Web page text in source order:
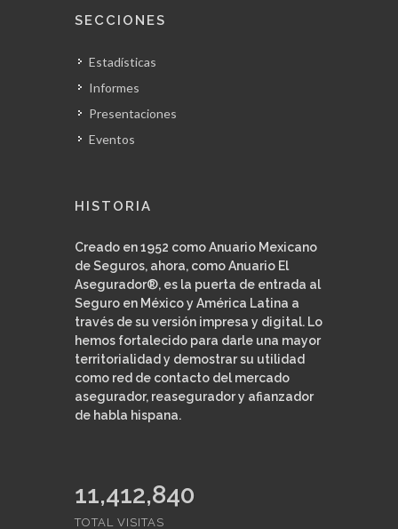
SECCIONES
Estadísticas
Informes
Presentaciones
Eventos
HISTORIA
Creado en 1952 como Anuario Mexicano
de Seguros, ahora, como Anuario El
Asegurador®, es la puerta de entrada al
Seguro en México y América Latina a
través de su versión impresa y digital. Lo
hemos fortalecido para darle una mayor
territorialidad y demostrar su utilidad
como red de contacto del mercado
asegurador, reasegurador y afianzador
de habla hispana.
11,412,840
TOTAL VISITAS